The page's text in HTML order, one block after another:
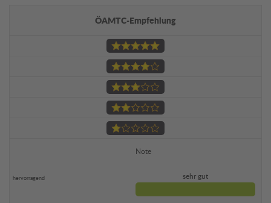
ÖAMTC-Empfehlung
Note
sehr gut